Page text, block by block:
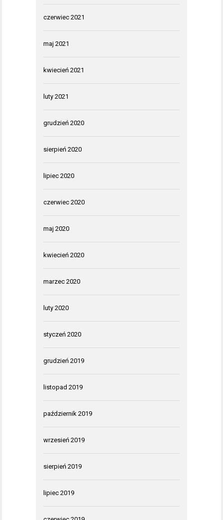
czerwiec 2021
maj 2021
kwiecień 2021
luty 2021
grudzień 2020
sierpień 2020
lipiec 2020
czerwiec 2020
maj 2020
kwiecień 2020
marzec 2020
luty 2020
styczeń 2020
grudzień 2019
listopad 2019
październik 2019
wrzesień 2019
sierpień 2019
lipiec 2019